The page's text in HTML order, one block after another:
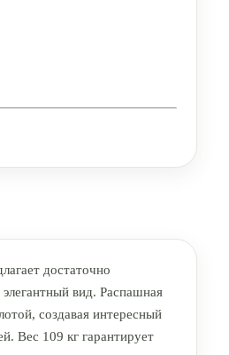
достаточно
вид. Распашная
создавая интересный
Вес 109 кг гарантирует